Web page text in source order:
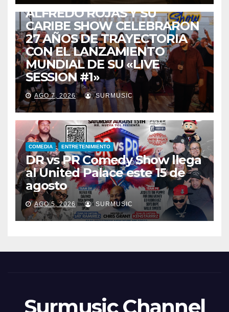
ALFREDO ROJAS Y SU
CARIBE SHOW CELEBRARON
27 AÑOS DE TRAYECTORIA
CON EL LANZAMIENTO
MUNDIAL DE SU «LIVE
SESSION #1»
AGO 7, 2026 SURMUSIC
COMEDIA ENTRETENIMIENTO
DR vs PR Comedy Show llega
al United Palace este 15 de
agosto
AGO 5, 2026 SURMUSIC
Surmusic Channel